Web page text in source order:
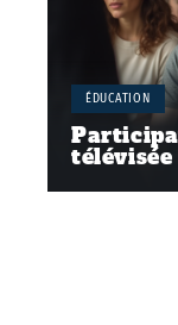
ÉDUCATION
télévisée